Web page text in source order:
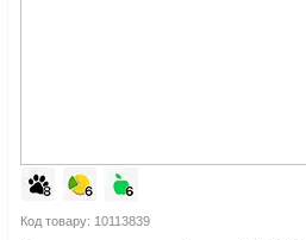
Код товару: 10113839